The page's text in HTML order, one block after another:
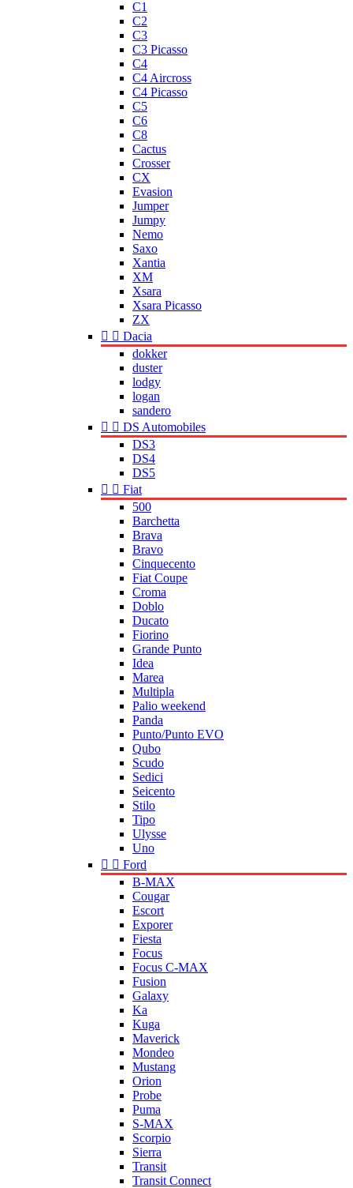
C1
C2
C3
C3 Picasso
C4
C4 Aircross
C4 Picasso
C5
C6
C8
Cactus
Crosser
CX
Evasion
Jumper
Jumpy
Nemo
Saxo
Xantia
XM
Xsara
Xsara Picasso
ZX
  Dacia
dokker
duster
lodgy
logan
sandero
  DS Automobiles
DS3
DS4
DS5
  Fiat
500
Barchetta
Brava
Bravo
Cinquecento
Fiat Coupe
Croma
Doblo
Ducato
Fiorino
Grande Punto
Idea
Marea
Multipla
Palio weekend
Panda
Punto/Punto EVO
Qubo
Scudo
Sedici
Seicento
Stilo
Tipo
Ulysse
Uno
  Ford
B-MAX
Cougar
Escort
Exporer
Fiesta
Focus
Focus C-MAX
Fusion
Galaxy
Ka
Kuga
Maverick
Mondeo
Mustang
Orion
Probe
Puma
S-MAX
Scorpio
Sierra
Transit
Transit Connect